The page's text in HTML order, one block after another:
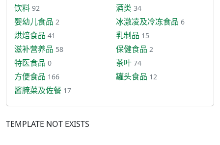
饮料 92 酒类 34
婴幼儿食品 2 冰激凌及冷冻食品 6
烘焙食品 41 乳制品 15
滋补营养品 58 保健食品 2
特医食品 0 茶叶 74
方便食品 166 罐头食品 12
酱腌菜及佐餐 17
TEMPLATE NOT EXISTS